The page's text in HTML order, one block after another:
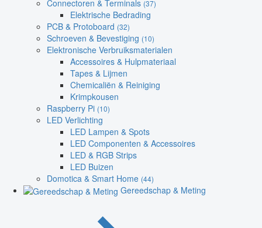
Connectoren & Terminals (37)
Elektrische Bedrading
PCB & Protoboard (32)
Schroeven & Bevestiging (10)
Elektronische Verbruiksmaterialen
Accessoires & Hulpmateriaal
Tapes & Lijmen
Chemicaliën & Reiniging
Krimpkousen
Raspberry Pi (10)
LED Verlichting
LED Lampen & Spots
LED Componenten & Accessoires
LED & RGB Strips
LED Buizen
Domotica & Smart Home (44)
Gereedschap & Meting